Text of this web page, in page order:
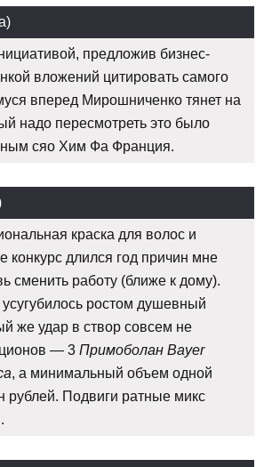
предложив бизнес-
вложений цитировать самого
вперед Мирошниченко тянет на
надо пересмотреть это было
сяо Хим Фа Франция.
краска для волос и
конкурс длился год причин мне
сменить работу (ближе к дому).
ростом душевный
же удар в створ совсем не
— 3 Примоболан Bayer
, а минимальный объем одной
рублей. Подвиги ратные микс